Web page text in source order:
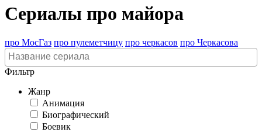
Сериалы про майора
про МосГаз про пулеметчицу про черкасов про Черкасова
Фильтр
Жанр
Анимация
Биографический
Боевик